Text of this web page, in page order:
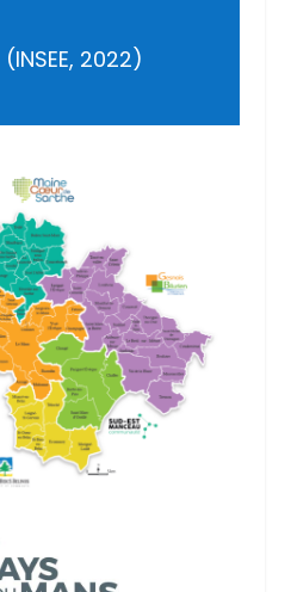
(INSEE, 2022)